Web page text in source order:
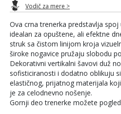
Ova crna trenerka predstavlja
idealan za opuštene, ali efektne
struk sa čistom linijom kroja
široke nogavice pružaju slobodu
Dekorativni vertikalni šavovi duž
sofisticiranosti i dodatno oblikuju
elastičnog, prijatnog materijala
je za celodnevno nošenje.
Gornji deo trenerke možete
Vodič za mere >